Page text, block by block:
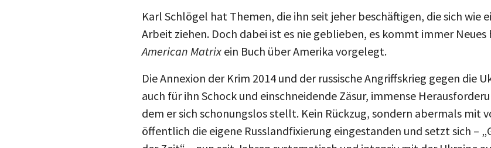
Karl Schlögel hat Themen, die ihn seit jeher beschäftigen, die sich wie
Arbeit ziehen. Doch dabei ist es nie geblieben, es kommt immer
American Matrixein Buch über Amerika vorgelegt.
Die Annexion der Krim 2014 und der russische Angriffskrieg gegen die
auch für ihn Schock und einschneidende Zäsur, immense
dem er sich schonungslos stellt. Kein Rückzug, sondern abermals mit
öffentlich die eigene Russlandfixierung eingestanden und setzt sich –
der Zeit“ – nun seit Jahren systematisch und intensiv mit der Ukraine